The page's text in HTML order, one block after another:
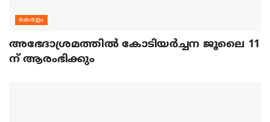
കേരളം
അഭേദാശ്രമത്തില്‍ കോടിയര്‍ച്ചന ജൂലൈ 11
ന് ആരംഭിക്കും